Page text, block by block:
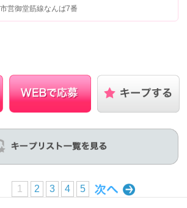
営御堂筋線なんば7番
1 2 3 4 5